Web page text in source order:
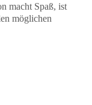
macht Spaß, ist
möglichen